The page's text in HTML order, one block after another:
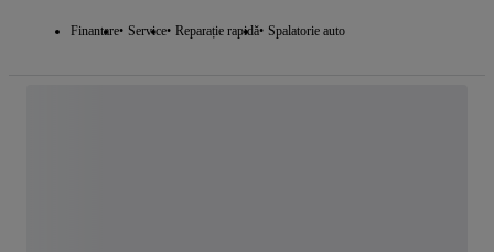
Finantare Service Reparație rapidă Spalatorie auto